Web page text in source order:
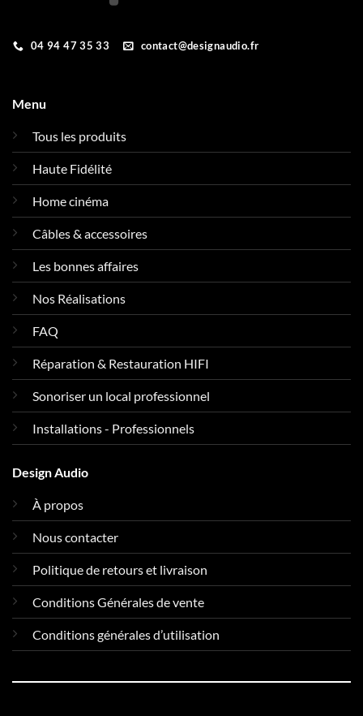
04 94 47 35 33 contact@designaudio.fr
Menu
Tous les produits
Haute Fidélité
Home cinéma
Câbles & accessoires
Les bonnes affaires
Nos Réalisations
FAQ
Réparation & Restauration HIFI
Sonoriser un local professionnel
Installations - Professionnels
Design Audio
À propos
Nous contacter
Politique de retours et livraison
Conditions Générales de vente
Conditions générales d’utilisation